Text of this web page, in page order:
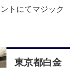
トにてマジック
東京都白金